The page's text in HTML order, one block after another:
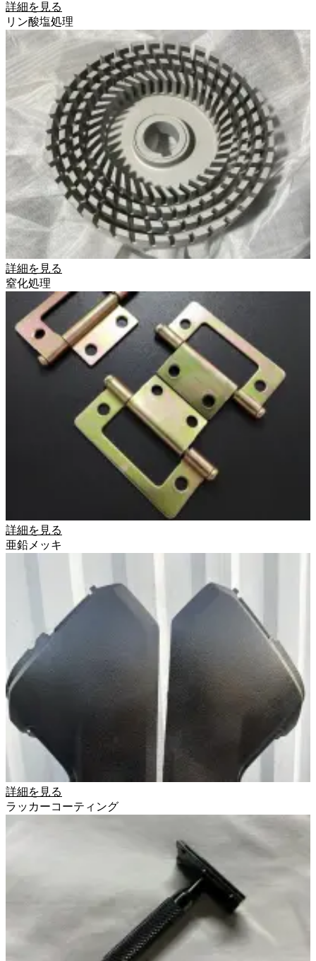
詳細を見る
リン酸塩処理
詳細を見る
窒化処理
詳細を見る
亜鉛メッキ
詳細を見る
ラッカーコーティング